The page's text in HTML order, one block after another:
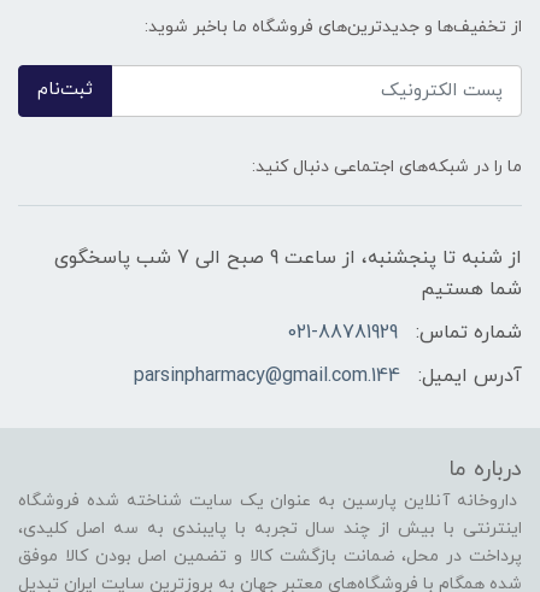
از تخفیف‌ها و جدیدترین‌های فروشگاه ما باخبر شوید:
ثبت‌نام
ما را در شبکه‌های اجتماعی دنبال کنید:
از شنبه تا پنجشنبه، از ساعت 9 صبح الی 7 شب پاسخگوی
شما هستیم
شماره تماس:
021-88781929
آدرس ایمیل:
144.parsinpharmacy@gmail.com
درباره ما
داروخانه آنلاین پارسین به عنوان یک سایت شناخته شده فروشگاه
اینترنتی با بیش از چند سال تجربه با پایبندی به سه اصل کلیدی،
پرداخت در محل، ضمانت بازگشت کالا و تضمین اصل بودن کالا موفق
شده همگام با فروشگاه‌های معتبر جهان به بروزترین سایت ایران تبدیل